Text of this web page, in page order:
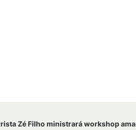
Zé Filho ministrará workshop